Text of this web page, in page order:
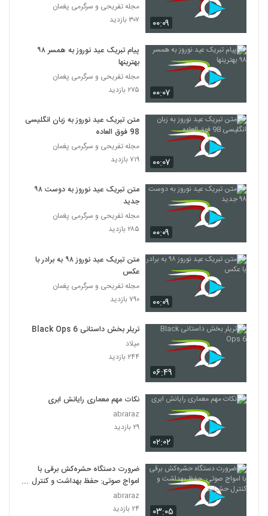
۰۰:۰۹
مجله تفریحی و سرگرمی پغمان
۳۰۷ بازدید
۰۰:۰۷
پیام تبریک عید نوروز به همسر ۹۸
بهترینها
مجله تفریحی و سرگرمی پغمان
۲۷۵ بازدید
۰۰:۰۷
متن تبریک عید نوروز به زبان انگلیسی
98 فوق العاده
مجله تفریحی و سرگرمی پغمان
۷۱۹ بازدید
۰۰:۰۹
متن تبریک عید نوروز به دوست ۹۸
جدید
مجله تفریحی و سرگرمی پغمان
۲۸۵ بازدید
۰۰:۰۹
متن تبریک عید نوروز ۹۸ به برادر با
عکس
مجله تفریحی و سرگرمی پغمان
۷۹۰ بازدید
۰۶:۴۹
تریلر بخش داستانی Black Ops 6
میلاد
۲۴۴ بازدید
۰۲:۰۲
نکات مهم معماری رایانش ابری
abraraz
۲۹ بازدید
۰۳:۰۵
ضرورت دستگاه حشره‌کش برقی با
امواج صوتی: حفظ بهداشت و کنترل
حشرات
abraraz
۲۴ بازدید